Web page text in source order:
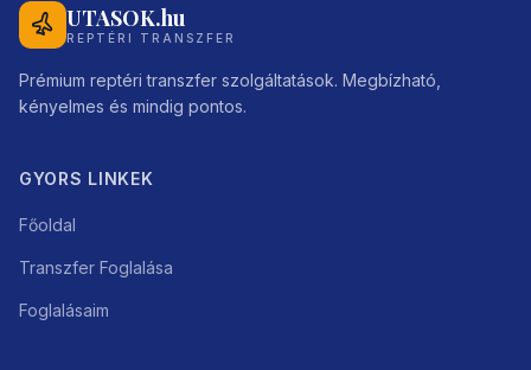
UTASOK.hu
REPTÉRI TRANSZFER
Prémium reptéri transzfer szolgáltatások. Megbízható,
kényelmes és mindig pontos.
GYORS LINKEK
Főoldal
Transzfer Foglalása
Foglalásaim